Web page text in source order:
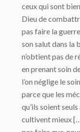
ceux qui sont
Dieu de
pas faire la
son salut dans la
n’obtient pas de
en prenant soin
l’on né­glige le
parce que les
qu’ils soient
cultivent mieux